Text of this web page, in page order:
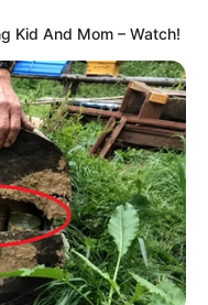
Kid And Mom – Watch!